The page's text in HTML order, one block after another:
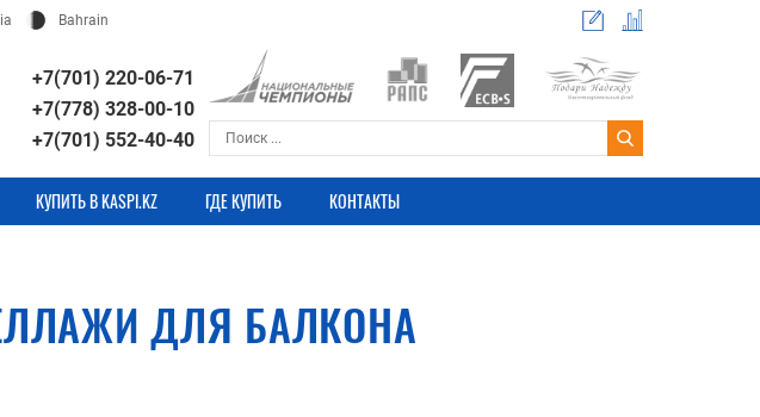
Bahrain
+7(701) 220-06-71
+7(778) 328-00-10
+7(701) 552-40-40
КУПИТЬ В KASPI.KZ ГДЕ КУПИТЬ КОНТАКТЫ
ДЛЯ БАЛКОНА